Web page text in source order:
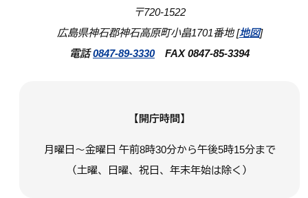
〒720-1522
広島県神石郡神石高原町小畠1701番地 [地図]
電話0847-89-3330FAX 0847-85-3394
【開庁時間】
月曜日～金曜日 午前8時30分から午後5時15分まで
（土曜、日曜、祝日、年末年始は除く）